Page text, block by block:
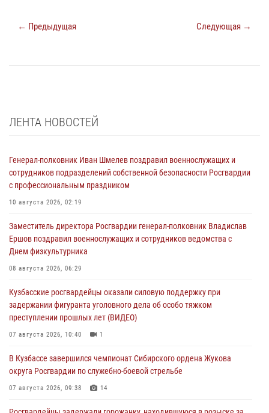
← Предыдущая Следующая →
ЛЕНТА НОВОСТЕЙ
Генерал-полковник Иван Шмелев поздравил военнослужащих и
сотрудников подразделений собственной безопасности Росгвардии
с профессиональным праздником
10 августа 2026, 02:19
Заместитель директора Росгвардии генерал-полковник Владислав
Ершов поздравил военнослужащих и сотрудников ведомства с
Днем физкультурника
08 августа 2026, 06:29
Кузбасские росгвардейцы оказали силовую поддержку при
задержании фигуранта уголовного дела об особо тяжком
преступлении прошлых лет (ВИДЕО)
07 августа 2026, 10:40 1
В Кузбассе завершился чемпионат Сибирского ордена Жукова
округа Росгвардии по служебно-боевой стрельбе
07 августа 2026, 09:38 14